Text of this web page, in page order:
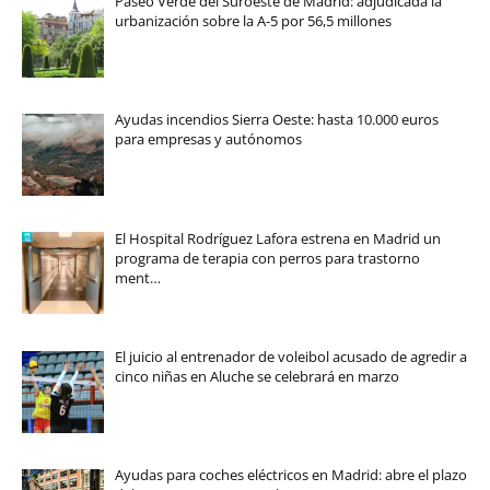
urbanización sobre la A-5 por 56,5 millones
Ayudas incendios Sierra Oeste: hasta 10.000 euros
para empresas y autónomos
El Hospital Rodríguez Lafora estrena en Madrid un
programa de terapia con perros para trastorno
ment…
El juicio al entrenador de voleibol acusado de agredir a
cinco niñas en Aluche se celebrará en marzo
Ayudas para coches eléctricos en Madrid: abre el plazo